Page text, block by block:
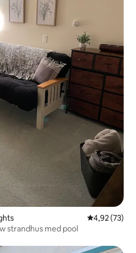
4,92 av 5 i
4,92 (73)
strandhus med pool